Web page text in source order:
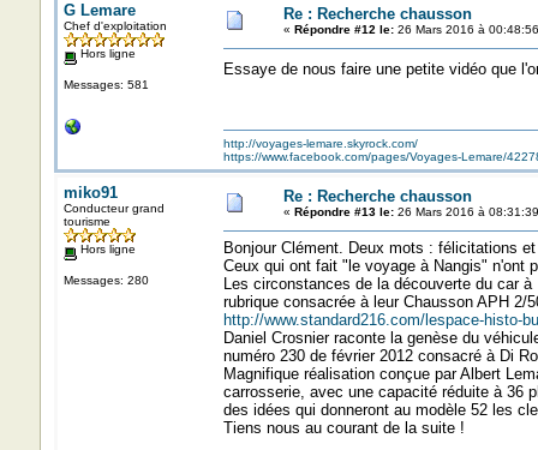
G Lemare
Chef d'exploitation
Hors ligne
Messages: 581
Re : Recherche chausson
« Répondre #12 le:26 Mars 2016 à
Essaye de nous faire une petite vidéo que
http://voyages-lemare.skyrock.com/
https://www.facebook.com/pages/Voyages-Lemare/
miko91
Conducteur grand
tourisme
Hors ligne
Messages: 280
Re : Recherche chausson
« Répondre #13 le:26 Mars 2016 à
Bonjour Clément. Deux mots : félicitations
Ceux qui ont fait "le voyage à Nangis" n'ont
Les circonstances de la découverte du car
rubrique consacrée à leur Chausson APH
http://www.standard216.com/lespace-histo-
Daniel Crosnier raconte la genèse du
numéro 230 de février 2012 consacré à Di
Magnifique réalisation conçue par Albert
carrosserie, avec une capacité réduite à 36
des idées qui donneront au modèle 52 les
Tiens nous au courant de la suite !